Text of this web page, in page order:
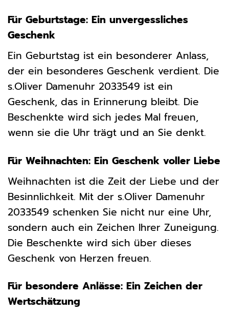
Für Geburtstage: Ein unvergessliches
Geschenk
Ein Geburtstag ist ein besonderer Anlass,
der ein besonderes Geschenk verdient. Die
s.Oliver Damenuhr 2033549 ist ein
Geschenk, das in Erinnerung bleibt. Die
Beschenkte wird sich jedes Mal freuen,
wenn sie die Uhr trägt und an Sie denkt.
Für Weihnachten: Ein Geschenk voller Liebe
Weihnachten ist die Zeit der Liebe und der
Besinnlichkeit. Mit der s.Oliver Damenuhr
2033549 schenken Sie nicht nur eine Uhr,
sondern auch ein Zeichen Ihrer Zuneigung.
Die Beschenkte wird sich über dieses
Geschenk von Herzen freuen.
Für besondere Anlässe: Ein Zeichen der
Wertschätzung